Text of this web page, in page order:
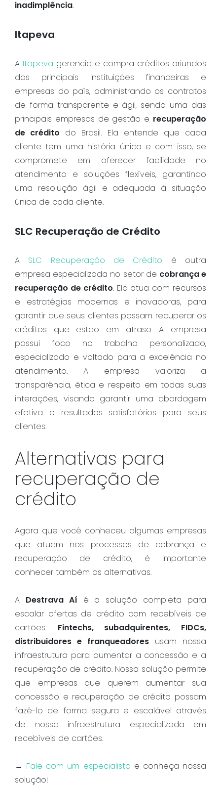
inadimplência.
Itapeva
A Itapeva gerencia e compra créditos oriundos
das principais instituições financeiras e
empresas do país, administrando os contratos
de forma transparente e ágil, sendo uma das
principais empresas de gestão e recuperação
de crédito do Brasil. Ela entende que cada
cliente tem uma história única e com isso, se
compromete em oferecer facilidade no
atendimento e soluções flexíveis, garantindo
uma resolução ágil e adequada à situação
única de cada cliente.
SLC Recuperação de Crédito
A SLC Recuperação de Crédito é outra
empresa especializada no setor de cobrança e
recuperação de crédito. Ela atua com recursos
e estratégias modernas e inovadoras, para
garantir que seus clientes possam recuperar os
créditos que estão em atraso. A empresa
possui foco no trabalho personalizado,
especializado e voltado para a excelência no
atendimento. A empresa valoriza a
transparência, ética e respeito em todas suas
interações, visando garantir uma abordagem
efetiva e resultados satisfatórios para seus
clientes.
Alternativas para
recuperação de
crédito
Agora que você conheceu algumas empresas
que atuam nos processos de cobrança e
recuperação de crédito, é importante
conhecer também as alternativas.
A Destrava Aí é a solução completa para
escalar ofertas de crédito com recebíveis de
cartões. Fintechs, subadquirentes, FIDCs,
distribuidores e franqueadores usam nossa
infraestrutura para aumentar a concessão e a
recuperação de crédito. Nossa solução permite
que empresas que querem aumentar sua
concessão e recuperação de crédito possam
fazê-lo de forma segura e escalável através
de nossa infraestrutura especializada em
recebíveis de cartões.
→ Fale com um especialista e conheça nossa
solução!